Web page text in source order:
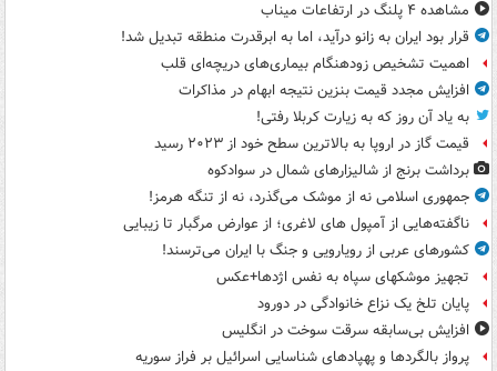
مشاهده ۴ پلنگ در ارتفاعات میناب
قرار بود ایران به زانو درآید، اما به ابرقدرت منطقه تبدیل شد!
اهمیت تشخیص زودهنگام بیماری‌های دریچه‌ای قلب
افزایش مجدد قیمت بنزین نتیجه ابهام در مذاکرات
به یاد آن روز که به زیارت کربلا رفتی!
قیمت گاز در اروپا به بالاترین سطح خود از ۲۰۲۳ رسید
برداشت برنج از شالیزارهای شمال در سوادکوه
جمهوری اسلامی نه از موشک می‌گذرد، نه از تنگه هرمز!
ناگفته‌هایی از آمپول های لاغری؛ از عوارض مرگبار تا زیبایی
کشورهای عربی از رویارویی و جنگ با ایران می‌ترسند!
تجهیز موشکهای سپاه به نفس اژدها+عکس
پایان تلخ یک نزاع خانوادگی در دورود
افزایش بی‌سابقه سرقت سوخت در انگلیس
پرواز بالگردها و پهپادهای شناسایی اسرائیل بر فراز سوریه